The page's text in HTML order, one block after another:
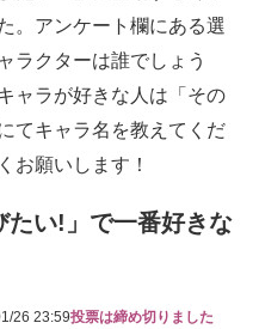
。アンケート欄にある選
ラクターは誰でしょう
ャラが好きな人は「その
てキャラ名を教えてくだ
お願いします！
たい!」で一番好きな
26 23:59投票は締め切りました